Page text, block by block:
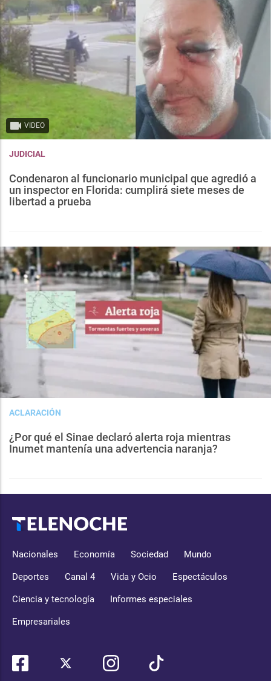
VIDEO
JUDICIAL
Condenaron al funcionario municipal que agredió a
un inspector en Florida: cumplirá siete meses de
libertad a prueba
ACLARACIÓN
¿Por qué el Sinae declaró alerta roja mientras
Inumet mantenía una advertencia naranja?
Nacionales Economía Sociedad Mundo
Deportes Canal 4 Vida y Ocio Espectáculos
Ciencia y tecnología Informes especiales
Empresariales